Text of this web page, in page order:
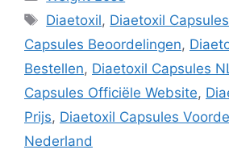
Tags
Diaetoxil, Diaetoxil Capsules
Capsules Beoordelingen,
Bestellen, Diaetoxil Capsules
Capsules Officiële Website,
Prijs, Diaetoxil Capsules
Nederland